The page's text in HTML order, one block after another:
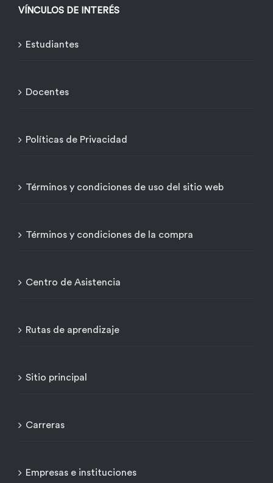
VÍNCULOS DE INTERÉS
Estudiantes
Docentes
Políticas de Privacidad
Términos y condiciones de uso del sitio web
Términos y condiciones de la compra
Centro de Asistencia
Rutas de aprendizaje
Sitio principal
Carreras
Empresas e instituciones